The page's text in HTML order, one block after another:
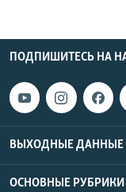
ПОДПИШИТЕСЬ НА
ВЫХОДНЫЕ ДАННЫЕ
ОСНОВНЫЕ РУБРИКИ